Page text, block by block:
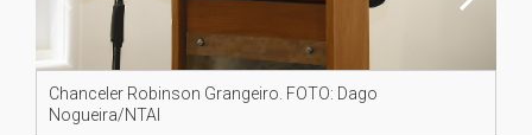
Chanceler Robinson Grangeiro. FOTO: Dago
Nogueira/NTAI